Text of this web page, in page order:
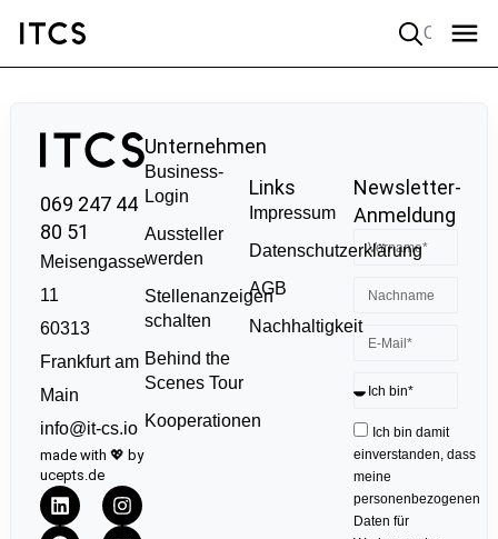
069 247 44
80 51
Meisengasse
11
60313
Frankfurt am
Main
info@it-cs.io
made with 💖 by
ucepts.de
Unternehmen
Business-
Login
Aussteller
werden
Stellenanzeigen
schalten
Behind the
Scenes Tour
Kooperationen
Links
Impressum
Datenschutzerklärung
AGB
Nachhaltigkeit
Newsletter-
Anmeldung
Ich bin damit
einverstanden, dass
meine
personenbezogenen
Daten für